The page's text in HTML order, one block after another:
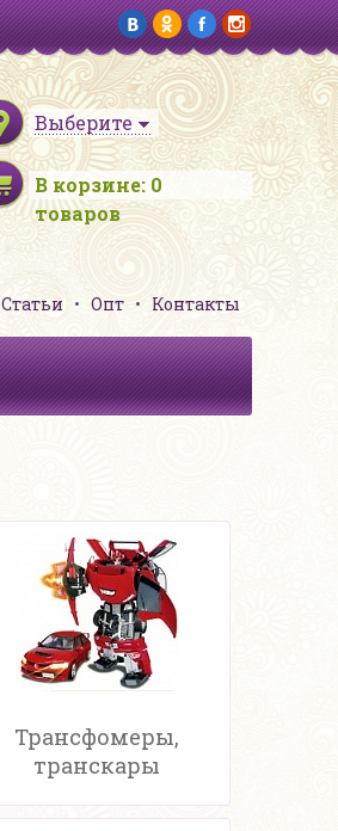
Выберите
В корзине: 0
товаров
Статьи Опт Контакты
Трансфомеры,
транскары